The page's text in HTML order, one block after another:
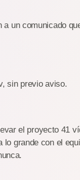
un comunicado
sin previo aviso.
el proyecto 41
lo grande con el